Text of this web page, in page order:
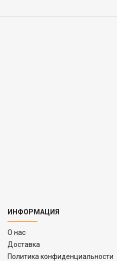
ИНФОРМАЦИЯ
O нас
Доставка
Политика конфиденциальности